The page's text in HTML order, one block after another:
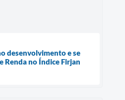
desenvolvimento e se
Renda no Índice Firjan